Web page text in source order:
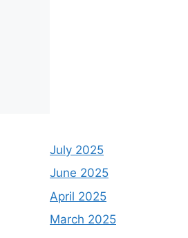
July 2025
June 2025
April 2025
March 2025